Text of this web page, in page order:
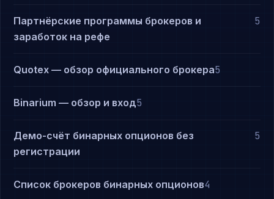
Партнёрские программы брокеров и
заработок на рефе
5
Quotex — обзор официального брокера5
Binarium — обзор и вход5
Демо-счёт бинарных опционов без
регистрации
5
Список брокеров бинарных опционов4